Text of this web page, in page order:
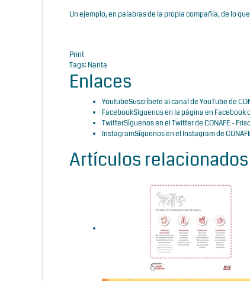
Un ejemplo, en palabras de la propia compañía, de lo
Print
Tags:Nanta
Enlaces
YoutubeSuscríbete al canal de YouTube de
FacebookSíguenos en la página en Facebook
TwitterSíguenos en el Twitter de CONAFE -
InstagramSíguenos en el Instagram de
Artículos relacionados